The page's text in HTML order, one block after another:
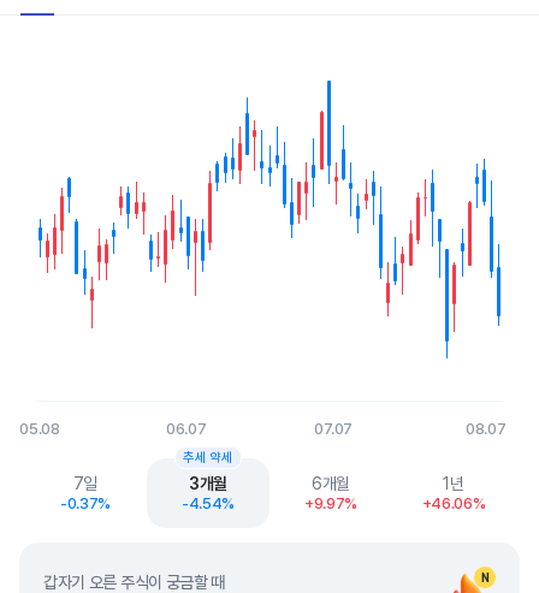
The chart has 1 X axis displaying Time. Data ranges from
The chart has 1 Y axis displaying values. Data ranges from
05.08 06.07 07.07 08.07
End of interactive chart.
7일
-0.37%
3개월
-4.54%
추세 약세
6개월
+9.97%
1년
+46.06%
N
갑자기 오른 주식이 궁금할 때